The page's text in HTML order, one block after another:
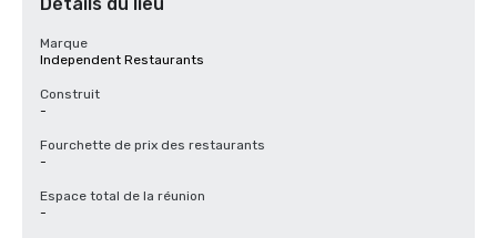
Marque
Independent Restaurants
Construit
-
Fourchette de prix des restaurants
-
Espace total de la réunion
-